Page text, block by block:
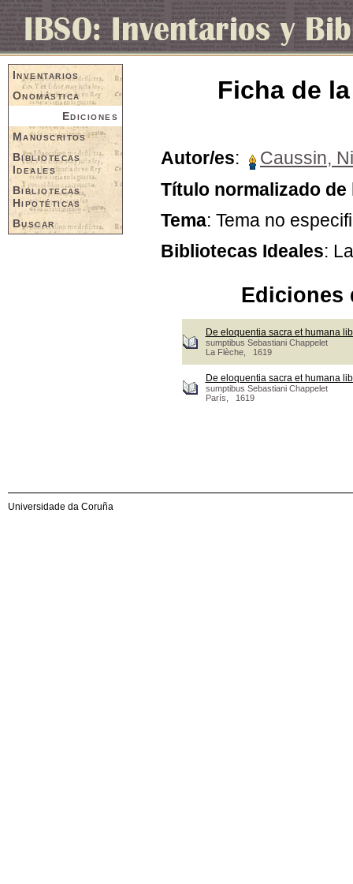
Inventarios
Onomástica
Ediciones
Manuscritos
Bibliotecas
Ideales
Bibliotecas
Hipotéticas
Buscar
Ficha de
Autor/es:
Caussin,
Título normalizado de
Tema: Tema no
Bibliotecas Ideales:
Ediciones
De eloquentia sacra et humana
sumptibus Sebastiani Chappelet
La Flèche, 1619
De eloquentia sacra et humana
sumptibus Sebastiani Chappelet
París, 1619
Universidade da Coruña